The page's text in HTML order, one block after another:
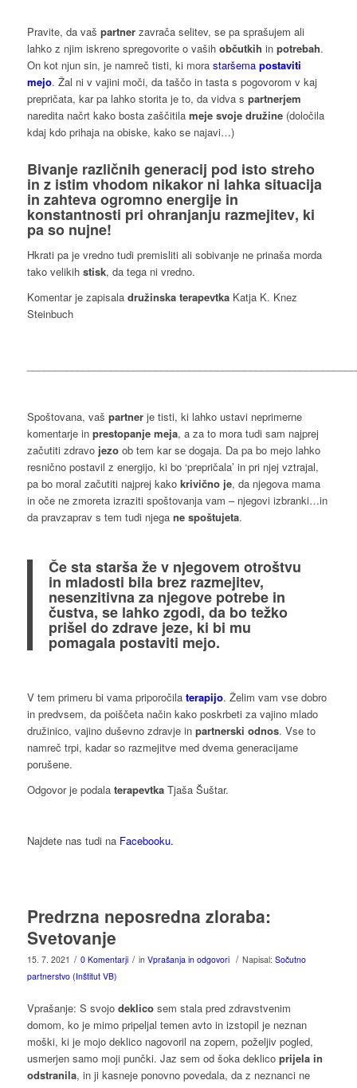
Pravite, da vaš partnerzavrača selitev, se pa sprašujem ali
lahko z njim iskreno spregovorite o vaših občutkih in potrebah.
On kot njun sin, je namreč tisti, ki morastaršemapostaviti
mejo. Žal ni v vajini moči, da taščo in tasta s pogovorom v kaj
prepričata, kar pa lahko storita je to, da vidva s partnerjem
naredita načrt kako bosta zaščitila meje svoje družine(določila
kdaj kdo prihaja na obiske, kako se najavi…)
Bivanje različnih generacij pod isto streho
in z istim vhodom nikakor ni lahka situacija
in zahteva ogromno energije in
konstantnosti pri ohranjanju razmejitev, ki
pa so nujne!
Hkrati pa je vredno tudi premisliti ali sobivanje ne prinaša morda
tako velikih stisk, da tega ni vredno.
Komentar je zapisala družinska terapevtkaKatja K. Knez
Steinbuch
Spoštovana, vaš partnerje tisti, ki lahko ustavi neprimerne
komentarje in prestopanje meja, a za to mora tudi sam najprej
začutiti zdravo jezoob tem kar se dogaja. Da pa bo mejo lahko
resnično postavil z energijo, ki bo ‘prepričala’ in pri njej vztrajal,
pa bo moral začutiti najprej kako krivično je, da njegova mama
in oče ne zmoreta izraziti spoštovanja vam – njegovi izbranki…in
da pravzaprav s tem tudi njega ne spoštujeta.
Če sta starša že v njegovem otroštvu
in mladosti bila brez razmejitev,
nesenzitivna za njegove potrebe in
čustva, se lahko zgodi, da bo težko
prišel do zdrave jeze, ki bi mu
pomagala postaviti mejo.
V tem primeru bi vama priporočila terapijo. Želim vam vse dobro
in predvsem, da poiščeta način kako poskrbeti za vajino mlado
družinico, vajino duševno zdravje in partnerski odnos. Vse to
namreč trpi, kadar so razmejitve med dvema generacijame
porušene.
Odgovor je podala terapevtkaTjaša Šuštar.
Najdete nas tudi na Facebooku.
Predrzna neposredna zloraba:
Svetovanje
15. 7. 2021 / 0 Komentarji / in Vprašanja in odgovori / Napisal: Sočutno
partnerstvo (Inštitut VB)
Vprašanje: S svojo deklicosem stala pred zdravstvenim
domom, ko je mimo pripeljal temen avto in izstopil je neznan
moški, ki je mojo deklico nagovoril na zopern, poželjiv pogled,
usmerjen samo moji punčki. Jaz sem od šoka deklico prijela in
odstranila, in ji kasneje ponovno povedala, da z neznanci ne